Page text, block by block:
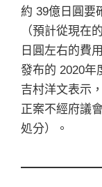
約 39億日圓要
（預計從現在
日圓左右的費
發布的 2020年
吉村洋文表示
正案不經府議
処分）。